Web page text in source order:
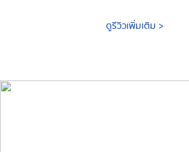
ดูรีวิวเพิ่มเติม >